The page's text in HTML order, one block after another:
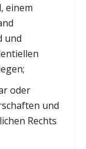
einem
und
oder
und
Rechts